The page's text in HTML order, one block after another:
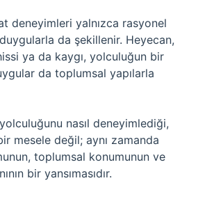
deneyimleri yalnızca rasyonel
da şekillenir. Heyecan,
ya da kaygı, yolculuğun bir
da toplumsal yapılarla
nasıl deneyimlediği,
mesele değil; aynı zamanda
toplumsal konumunun ve
bir yansımasıdır.